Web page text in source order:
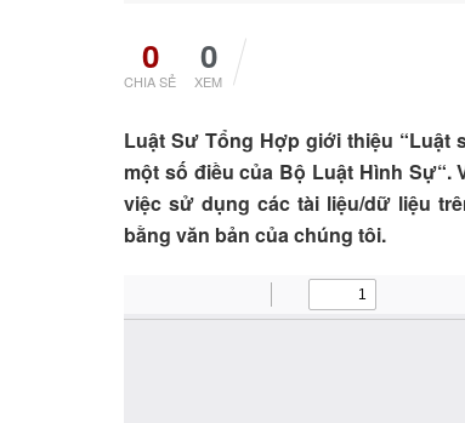
0
CHIA SẺ
0
XEM
Luật Sư Tổng Hợp giới thiệu “Luật
một số điều của Bộ Luật Hình Sự“.
việc sử dụng các tài liệu/dữ liệu
bằng văn bản của chúng tôi.